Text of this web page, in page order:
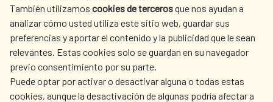
También utilizamos cookies de tercerosque nos ayudan a
analizar cómo usted utiliza este sitio web, guardar sus
preferencias y aportar el contenido y la publicidad que le sean
relevantes. Estas cookies solo se guardan en su navegador
previo consentimiento por su parte.
Puede optar por activar o desactivar alguna o todas estas
cookies, aunque la desactivación de algunas podría afectar a
CULTURE ET SCIENCE BIBLIOTHÈQUE
NOS RÉSEAUX SOCIAUX